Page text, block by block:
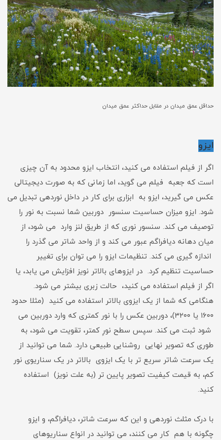
حداقل عمق میدان در مقابل حداکثر عمق میدان
ایزو
اگر از فیلم استفاده می کنید، انتخاب ایزو محدود به آن چیزی
است که جعبه فیلم می گوید، اما زمانی که به صورت دیجیتالی
عکس می گیرید، ایزو به ابزاری برای کار در داخل نوردهی تبدیل می
شود. ایزو میزان حساسیت سنسور دوربین شما نسبت به نور را
توصیف می کند. سنسور نوری که از طریق لنز وارد می شود، از
میان دهانه دیافراگم عبور می کند و از واحد شاتر می گذرد را
اندازه گیری می کند. تنظیمات ایزو را می توان برای تغییر
حساسیت تنظیم کرد. در ایزوهای بالاتر نویز افزایش می یابد، یا
اگر از فیلم استفاده می کنید، حالت زبری بیشتر می شود.
هنگامی که شما از یک ایزوی بالاتر استفاده می کنید (مثلا حدود
۱۶۰۰ یا ۳۲۰۰)، دوربین عکس را با نور کمتری که وارد دوربین می
شود ثبت می کند. سپس سطح نورِ کمتر، تقویت می شود، به
طوری که تصویر نهایی روشنایی طبیعی دارد. شما می توانید از
یک سرعت شاتر سریع تر با یک ایزوی بالاتر در یک سناریوی نور
کم، به قیمت کیفیت تصویر پایین تر (به علت نویز) استفاده
کنید.
با درک مثلث نوردهی و این که سرعت شاتر، دیافراگم، و ایزو
چگونه با هم کار می کنند، می توانید در انواع سناریوهای